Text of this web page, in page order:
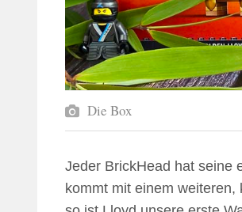
Die Box
Jeder BrickHead hat seine
kommt mit einem